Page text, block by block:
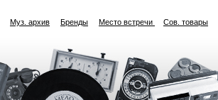
Муз. архив Бренды Место встречи Сов. товары